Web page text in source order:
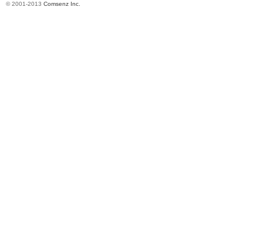
© 2001-2013 Comsenz Inc.